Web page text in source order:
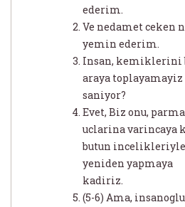
ederim.
Ve nedamet ceken
yemin ederim.
Insan, kemiklerini
araya
saniyor?
Evet, Biz onu,
uclarina varincaya
butun incelikleriyle
yeniden yapmaya
kadiriz.
(5-6) Ama, insanoglu